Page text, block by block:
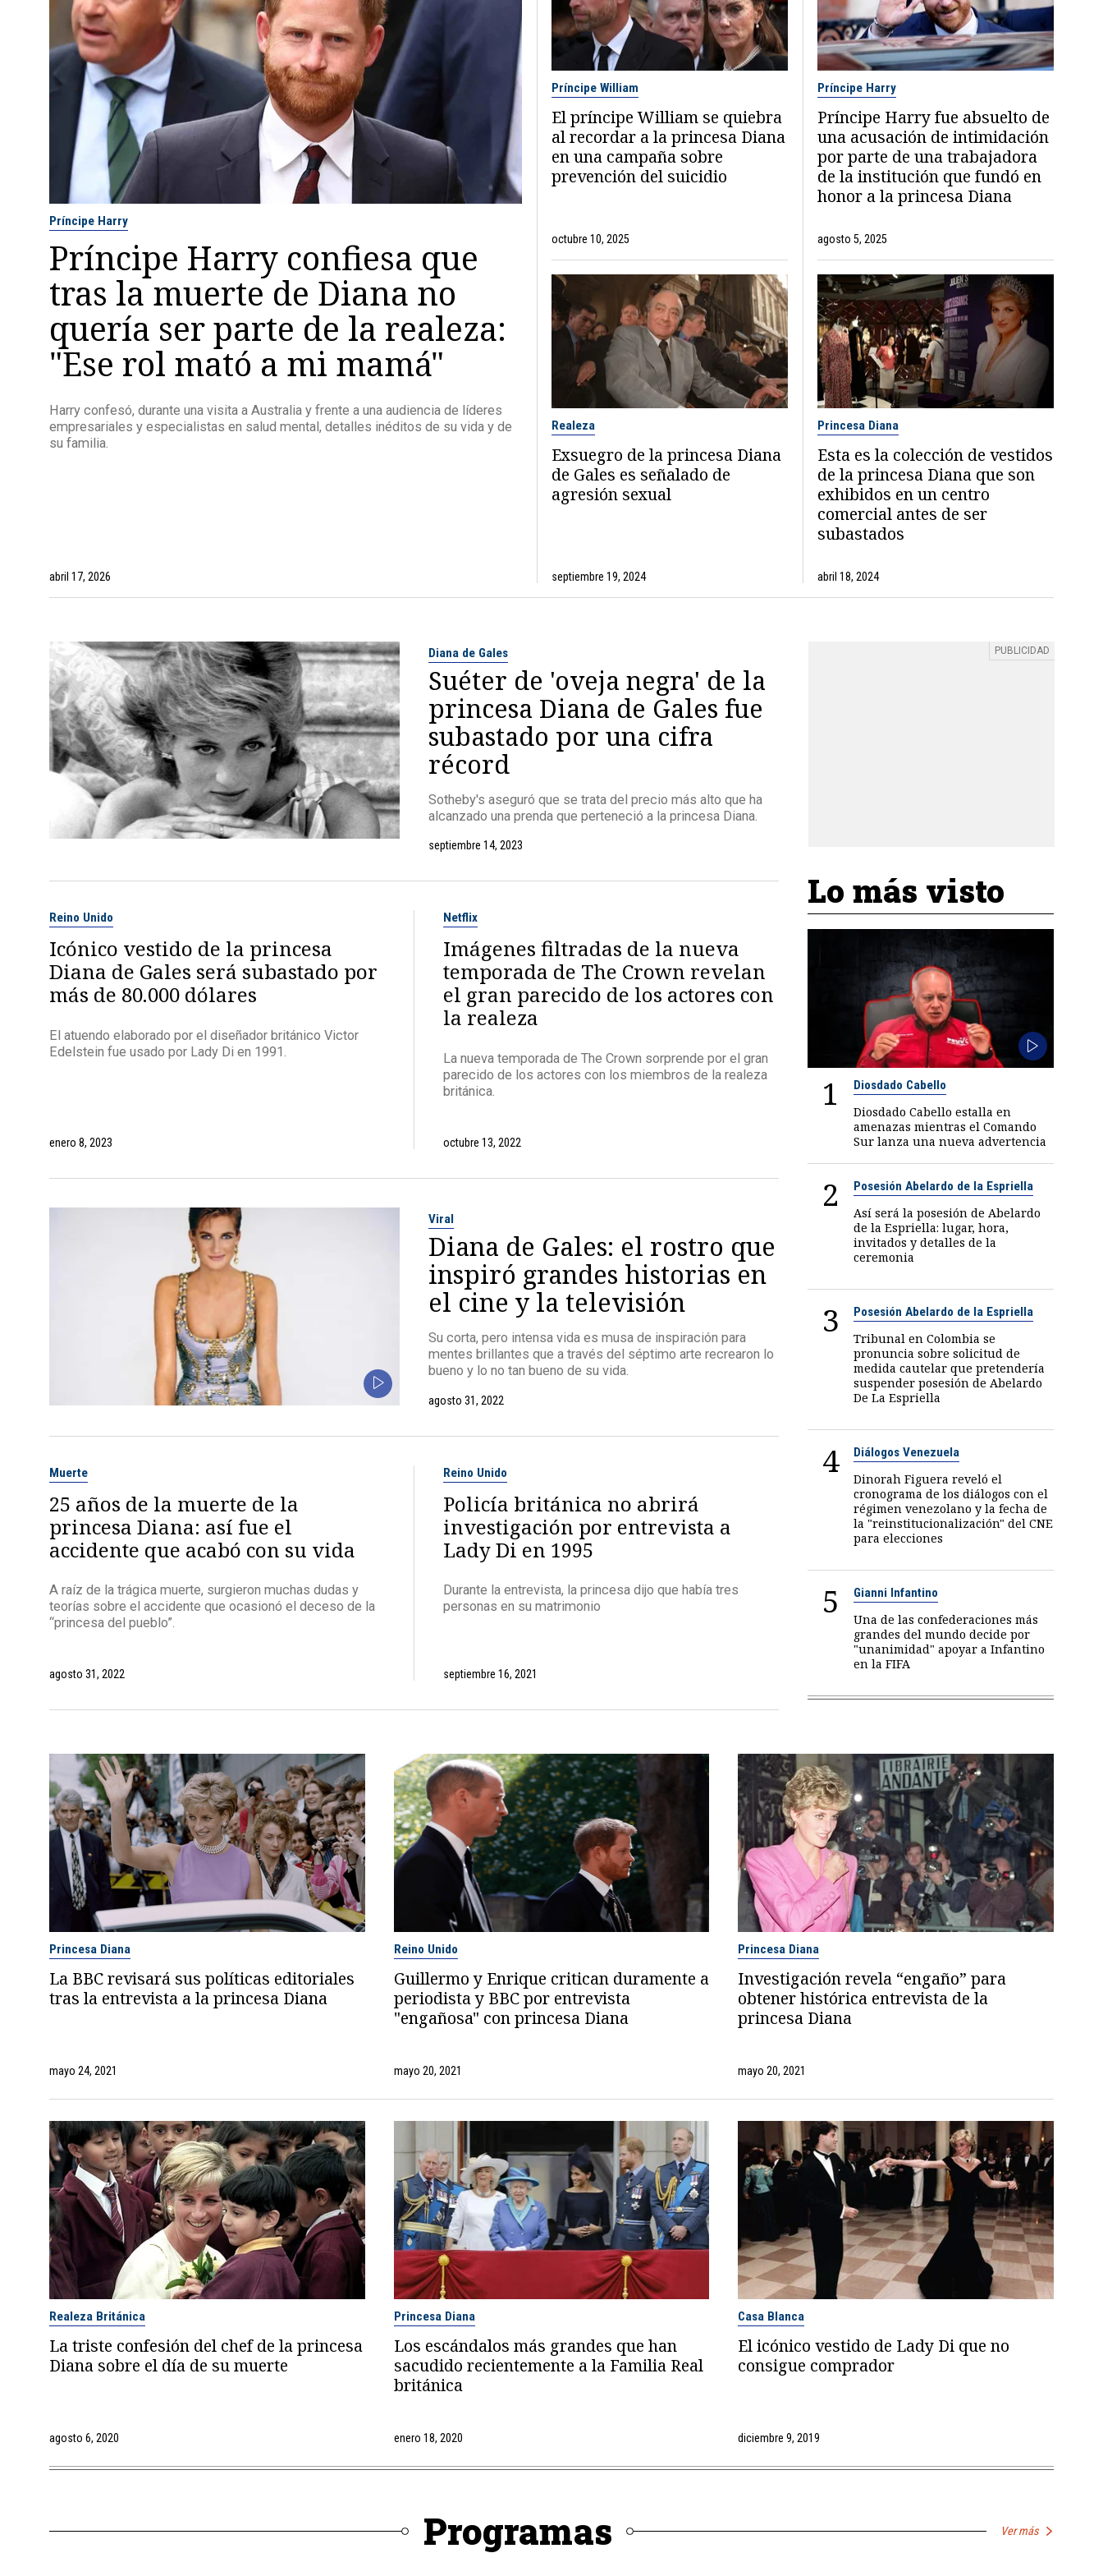
Príncipe Harry
Príncipe Harry confiesa que
tras la muerte de Diana no
quería ser parte de la realeza:
"Ese rol mató a mi mamá"
Harry confesó, durante una visita a Australia y frente a una audiencia de líderes
empresariales y especialistas en salud mental, detalles inéditos de su vida y de
su familia.
abril 17, 2026
Príncipe William
El príncipe William se quiebra
al recordar a la princesa Diana
en una campaña sobre
prevención del suicidio
octubre 10, 2025
Príncipe Harry
Príncipe Harry fue absuelto de
una acusación de intimidación
por parte de una trabajadora
de la institución que fundó en
honor a la princesa Diana
agosto 5, 2025
Realeza
Exsuegro de la princesa Diana
de Gales es señalado de
agresión sexual
septiembre 19, 2024
Princesa Diana
Esta es la colección de vestidos
de la princesa Diana que son
exhibidos en un centro
comercial antes de ser
subastados
abril 18, 2024
Diana de Gales
Suéter de 'oveja negra' de la
princesa Diana de Gales fue
subastado por una cifra
récord
Sotheby's aseguró que se trata del precio más alto que ha
alcanzado una prenda que perteneció a la princesa Diana.
septiembre 14, 2023
Reino Unido
Icónico vestido de la princesa
Diana de Gales será subastado por
más de 80.000 dólares
El atuendo elaborado por el diseñador británico Victor
Edelstein fue usado por Lady Di en 1991.
enero 8, 2023
Netflix
Imágenes filtradas de la nueva
temporada de The Crown revelan
el gran parecido de los actores con
la realeza
La nueva temporada de The Crown sorprende por el gran
parecido de los actores con los miembros de la realeza
británica.
octubre 13, 2022
Viral
Diana de Gales: el rostro que
inspiró grandes historias en
el cine y la televisión
Su corta, pero intensa vida es musa de inspiración para
mentes brillantes que a través del séptimo arte recrearon lo
bueno y lo no tan bueno de su vida.
agosto 31, 2022
Muerte
25 años de la muerte de la
princesa Diana: así fue el
accidente que acabó con su vida
A raíz de la trágica muerte, surgieron muchas dudas y
teorías sobre el accidente que ocasionó el deceso de la
“princesa del pueblo”.
agosto 31, 2022
Reino Unido
Policía británica no abrirá
investigación por entrevista a
Lady Di en 1995
Durante la entrevista, la princesa dijo que había tres
personas en su matrimonio
septiembre 16, 2021
Lo más visto
1 Diosdado Cabello
Diosdado Cabello estalla en
amenazas mientras el Comando
Sur lanza una nueva advertencia
2 Posesión Abelardo de la Espriella
Así será la posesión de Abelardo
de la Espriella: lugar, hora,
invitados y detalles de la
ceremonia
3 Posesión Abelardo de la Espriella
Tribunal en Colombia se
pronuncia sobre solicitud de
medida cautelar que pretendería
suspender posesión de Abelardo
De La Espriella
4 Diálogos Venezuela
Dinorah Figuera reveló el
cronograma de los diálogos con el
régimen venezolano y la fecha de
la "reinstitucionalización" del CNE
para elecciones
5 Gianni Infantino
Una de las confederaciones más
grandes del mundo decide por
"unanimidad" apoyar a Infantino
en la FIFA
Princesa Diana
La BBC revisará sus políticas editoriales
tras la entrevista a la princesa Diana
mayo 24, 2021
Reino Unido
Guillermo y Enrique critican duramente a
periodista y BBC por entrevista
"engañosa" con princesa Diana
mayo 20, 2021
Princesa Diana
Investigación revela “engaño” para
obtener histórica entrevista de la
princesa Diana
mayo 20, 2021
Realeza Británica
La triste confesión del chef de la princesa
Diana sobre el día de su muerte
agosto 6, 2020
Princesa Diana
Los escándalos más grandes que han
sacudido recientemente a la Familia Real
británica
enero 18, 2020
Casa Blanca
El icónico vestido de Lady Di que no
consigue comprador
diciembre 9, 2019
Programas Ver más